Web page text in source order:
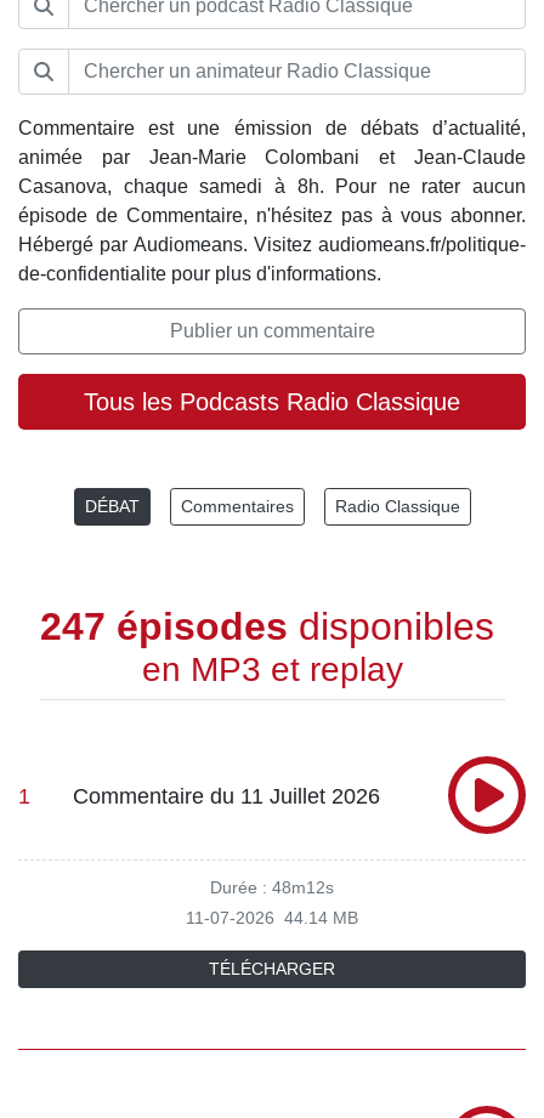
Commentaire est une émission de débats d’actualité,
animée par Jean-Marie Colombani et Jean-Claude
Casanova, chaque samedi à 8h. Pour ne rater aucun
épisode de Commentaire, n'hésitez pas à vous abonner.
Hébergé par Audiomeans. Visitez audiomeans.fr/politique-
de-confidentialite pour plus d'informations.
Publier un commentaire
Tous les Podcasts Radio Classique
DÉBAT Commentaires Radio Classique
247 épisodes disponibles
en MP3 et replay
1 Commentaire du 11 Juillet 2026
Durée : 48m12s
11-07-2026 44.14 MB
TÉLÉCHARGER